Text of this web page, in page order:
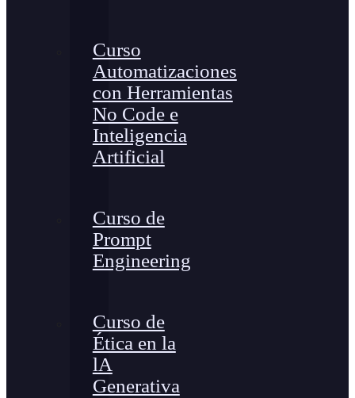
Curso
Automatizaciones
con Herramientas
No Code e
Inteligencia
Artificial
Curso de
Prompt
Engineering
Curso de
Ética en la
lA
Generativa